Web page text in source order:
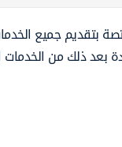
بتقديم جميع
بعد ذلك من الخدمات